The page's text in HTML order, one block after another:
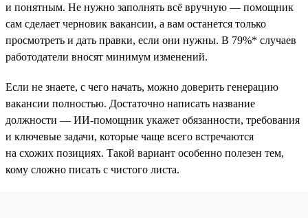
и понятным. Не нужно заполнять всё вручную — помощник
сам сделает черновик вакансии, а вам останется только
просмотреть и дать правки, если они нужны. В 79%* случаев
работодатели вносят минимум изменений.
Если не знаете, с чего начать, можно доверить генерацию
вакансии полностью. Достаточно написать название
должности — ИИ-помощник укажет обязанности, требования
и ключевые задачи, которые чаще всего встречаются
на схожих позициях. Такой вариант особенно полезен тем,
кому сложно писать с чистого листа.